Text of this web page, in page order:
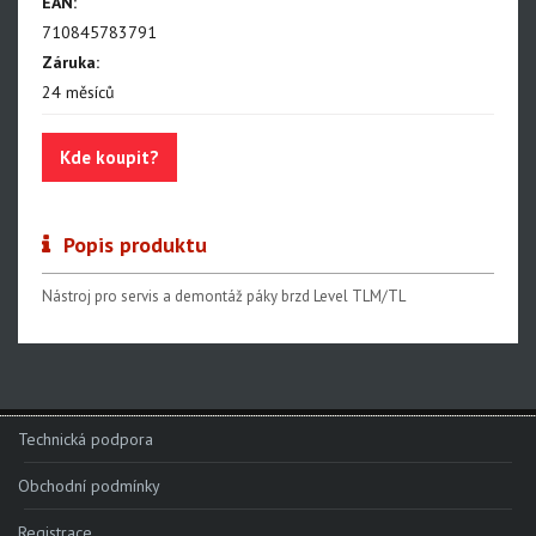
NX Eagle
X01DH
GX
GX DH
Hammerhead Karoo
Red XPLR AXS E1
Force AXS E1
Rival AXS E1
Force XPLR AXS E1
710845783791
Záruka:
24 měsíců
Kde koupit?
Popis produktu
Nástroj pro servis a demontáž páky brzd Level TLM/TL
Technická podpora
Obchodní podmínky